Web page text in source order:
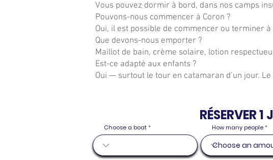
Vous pouvez dormir à bord, dans nos camps
Pouvons-nous commencer à Coron ?
Oui, il est possible de commencer ou terminer
Que devons-nous emporter ?
Maillot de bain, crème solaire, lotion
Est-ce adapté aux enfants ?
Oui — surtout le tour en catamaran d’un jour.
RÉSERVER
Choose a boat How many people